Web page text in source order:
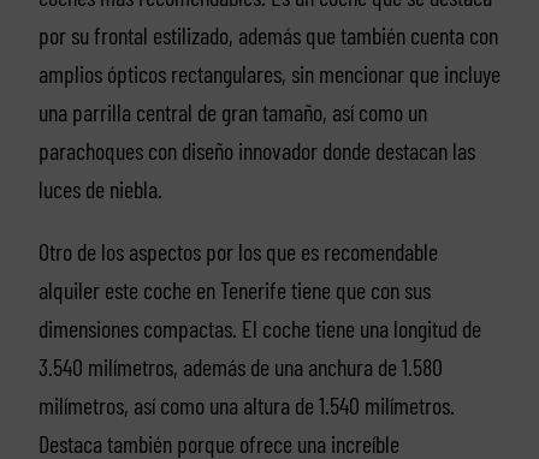
por su frontal estilizado, además que también cuenta con
amplios ópticos rectangulares, sin mencionar que incluye
una parrilla central de gran tamaño, así como un
parachoques con diseño innovador donde destacan las
luces de niebla.
Otro de los aspectos por los que es recomendable
alquiler este coche en Tenerife tiene que con sus
dimensiones compactas. El coche tiene una longitud de
3.540 milímetros, además de una anchura de 1.580
milímetros, así como una altura de 1.540 milímetros.
Destaca también porque ofrece una increíble